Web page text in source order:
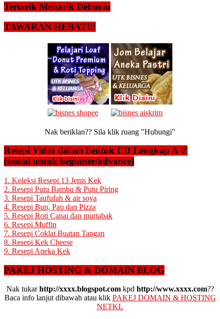
Tertarik Menarik Deboom
TAWARAN HEBAT!!!
Nak beriklan?? Sila klik ruang "Hubungi"
Resepi Video dalam bentuk CD Lengkap A-Z
(sesuai untuk beginner/advance)
1. Koleksi Resepi 13 Jenis Kek
2. Resepi Putu Bambu & Putu Piring
3. Resepi Taufufah & air soya
4. Resepi Bun, Pau dan Pizza
5. Resepi Roti Canai dan murtabak
6. Resepi Muffin
7. Resepi Coklat Buatan Tangan
8. Resepi Kek Cheese
9. Resepi Aneka Kek
PAKEJ HOSTING & DOMAIN BLOG
Nak tukarhttp://xxxx.blogspot.comkpd http://www.xxxx.com??
Baca info lanjut dibawah atau klik PAKEJ DOMAIN & HOSTING
NETKL